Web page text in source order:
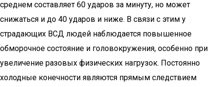
среднем составляет 60 ударов за минуту, но может
снижаться и до 40 ударов и ниже. В связи с этим у
страдающих ВСД людей наблюдается повышенное
обморочное состояние и головокружения, особенно при
увеличение разовых физических нагрузок. Постоянно
холодные конечности являются прямым следствием